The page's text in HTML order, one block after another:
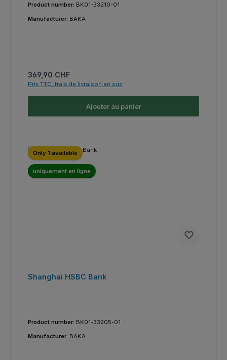
Product number: BK01-33210-01
Manufacturer: BAKA
Prix régulier :
369,90 CHF
Prix TTC, frais de livraison en sus
Ajouter au panier
Only 1 available
uniquement en ligne
Shanghai HSBC Bank
Product number: BK01-33205-01
Manufacturer: BAKA